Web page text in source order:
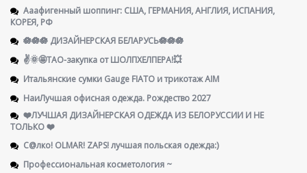
Ааафигенный шоппинг: США, ГЕРМАНИЯ, АНГЛИЯ, ИСПАНИЯ,
КОРЕЯ, РФ
🪷🪷🪷 ДИЗАЙНЕРСКАЯ БЕЛАРУСЬ🪷🪷🪷
✌️🌞🤩ТАО-закупка от ШОЛПХЕЛПЕРА!💥
Итальянские сумки Gauge FIATO и трикотаж AIM
НаиЛучшая офисная одежда. Рождество 2027
❤️ЛУЧШАЯ ДИЗАЙНЕРСКАЯ ОДЕЖДА ИЗ БЕЛОРУССИИ И НЕ
ТОЛЬКО ❤️
С@лко! OLMAR! ZAPS! лучшая польская одежда:)
Профессиональная косметология ~